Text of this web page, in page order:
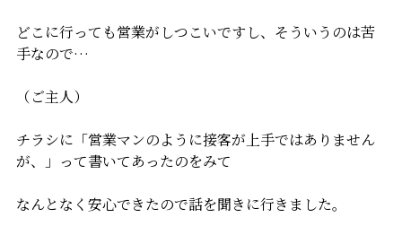
どこに行っても営業がしつこいですし、そういうのは苦
手なので…
（ご主人）
チラシに「営業マンのように接客が上手ではありません
が、」って書いてあったのをみて
なんとなく安心できたので話を聞きに行きました。